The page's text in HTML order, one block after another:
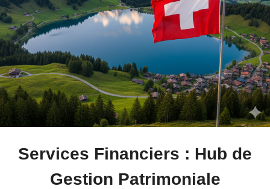
Services Financiers : Hub de
Gestion Patrimoniale